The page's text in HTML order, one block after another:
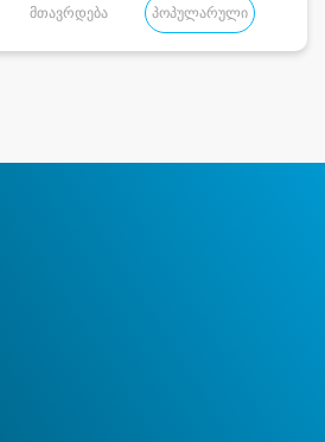
მთავრდება პოპულარული